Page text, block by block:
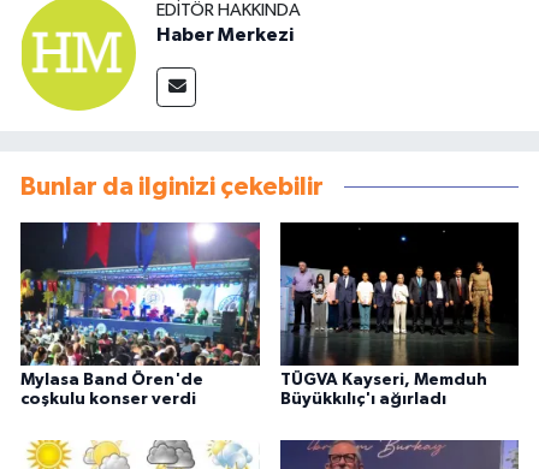
EDITÖR HAKKINDA
Haber Merkezi
Bunlar da ilginizi çekebilir
Mylasa Band Ören'de
coşkulu konser verdi
TÜGVA Kayseri, Memduh
Büyükkılıç'ı ağırladı